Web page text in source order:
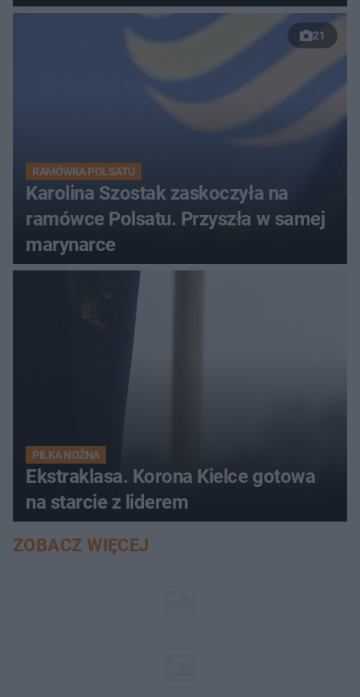
21
RAMÓWKA POLSATU
Karolina Szostak zaskoczyła na
ramówce Polsatu. Przyszła w samej
marynarce
PIŁKA NOŻNA
Ekstraklasa. Korona Kielce gotowa
na starcie z liderem
ZOBACZ WIĘCEJ